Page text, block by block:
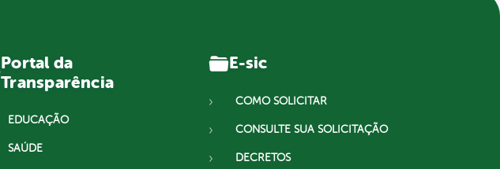
Portal da
Transparência
EDUCAÇÃO
SAÚDE
E-sic
COMO SOLICITAR
CONSULTE SUA SOLICITAÇÃO
DECRETOS